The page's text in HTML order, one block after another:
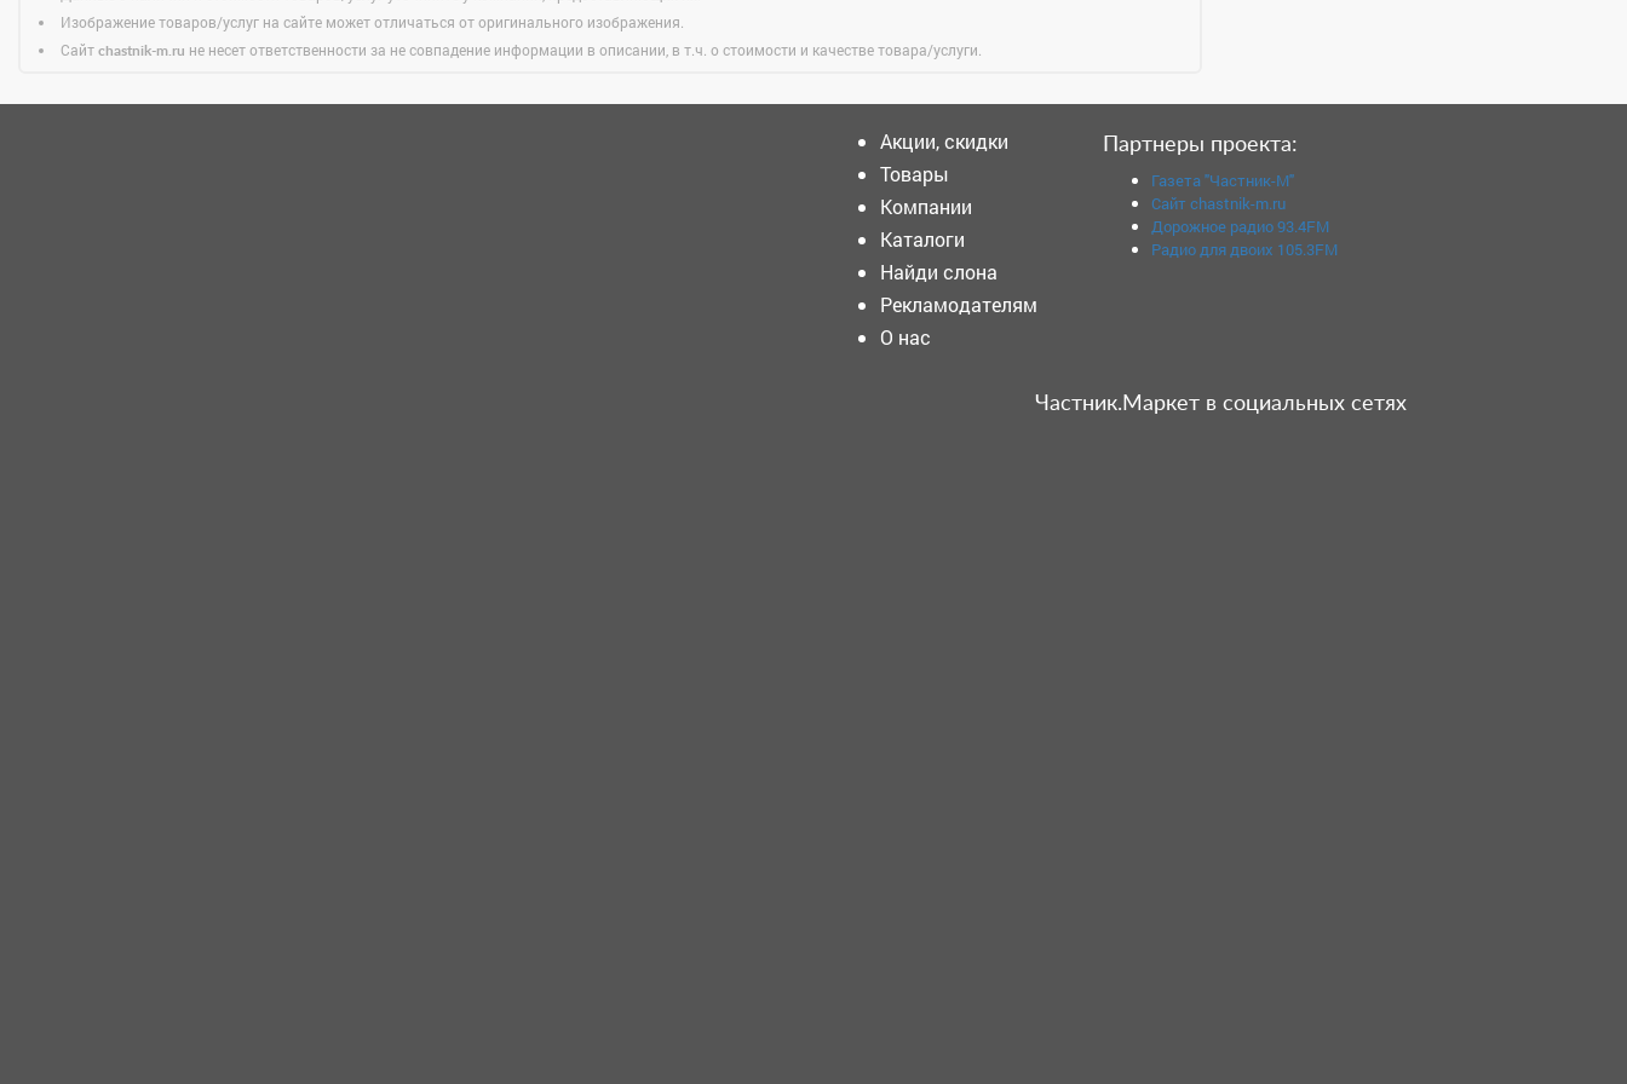
Изображение товаров/услуг на сайте может отличаться от оригинального изображения.
Сайт chastnik-m.ru не несет ответственности за не совпадение информации в описании, в т.ч. о стоимости и качестве товара/услуги.
Акции, скидки
Товары
Компании
Каталоги
Найди слона
Рекламодателям
О нас
Партнеры проекта:
Газета "Частник-М"
Сайт chastnik-m.ru
Дорожное радио 93.4FM
Радио для двоих 105.3FM
Частник.Маркет в социальных сетях